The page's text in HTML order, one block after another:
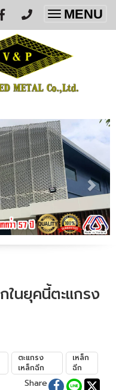
Toggle
MENU
ในยุคนี้ตะแกรง
ตะแกรง
เหล็กฉีก
เหล็ก
ฉีก
Share